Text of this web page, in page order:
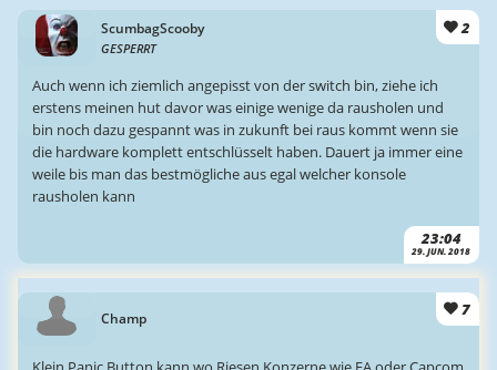
ScumbagScooby
GESPERRT
2
23:04
29. JUN. 2018
Auch wenn ich ziemlich angepisst von der switch bin, ziehe ich
erstens meinen hut davor was einige wenige da rausholen und
bin noch dazu gespannt was in zukunft bei raus kommt wenn sie
die hardware komplett entschlüsselt haben. Dauert ja immer eine
weile bis man das bestmögliche aus egal welcher konsole
rausholen kann
Champ 7